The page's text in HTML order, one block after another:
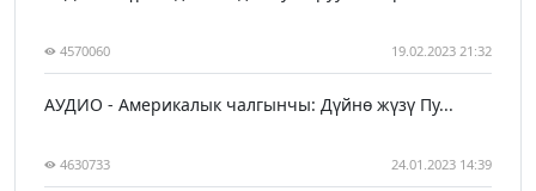
4570060 19.02.2023 21:32
АУДИО - Америкалык чалгынчы: Дүйнө жүзү Пу...
4630733 24.01.2023 14:39